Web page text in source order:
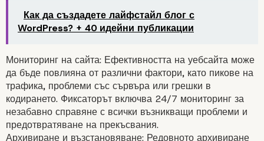
Ключови елементи на
WordPress Retainers
Как да създадете лайфстайл блог с
WordPress? + 40 идейни публикации
Мониторинг на сайта: Ефективността на уебсайта може
да бъде повлияна от различни фактори, като пикове на
трафика, проблеми със сървъра или грешки в
кодирането. Фиксаторът включва 24/7 мониторинг за
незабавно справяне с всички възникващи проблеми и
предотвратяване на прекъсвания.
Архивиране и възстановяване: Редовното архивиране